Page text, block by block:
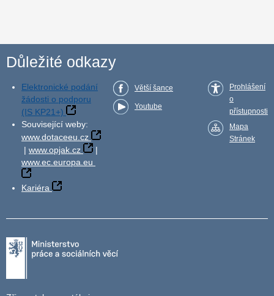
Důležité odkazy
Elektronické podání
žádosti o podporu
(IS KP21+)
Související weby:
www.dotaceeu.cz
| www.opjak.cz
|
www.ec.europa.eu
Kariéra
Větší šance
Youtube
Prohlášení
o
přístupnosti
Mapa
Stránek